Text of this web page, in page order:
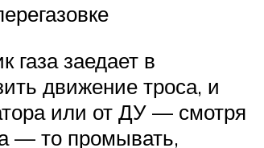
газа заедает в
движение троса, и
или от ДУ — смотря
— то промывать,